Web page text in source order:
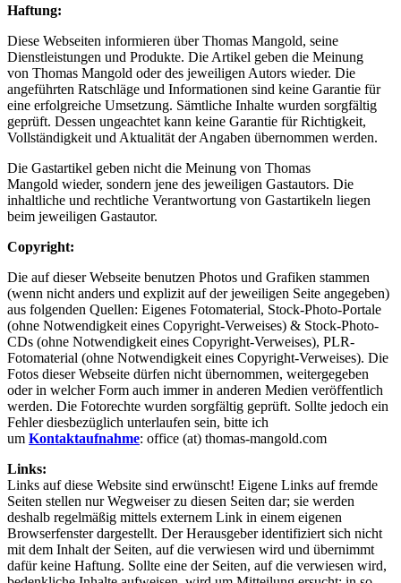
Haftung:
Diese Webseiten informieren über Thomas Mangold, seine
Dienstleistungen und Produkte. Die Artikel geben die Meinung
von Thomas Mangold oder des jeweiligen Autors wieder. Die
angeführten Ratschläge und Informationen sind keine Garantie für
eine erfolgreiche Umsetzung. Sämtliche Inhalte wurden sorgfältig
geprüft. Dessen ungeachtet kann keine Garantie für Richtigkeit,
Vollständigkeit und Aktualität der Angaben übernommen werden.
Die Gastartikel geben nicht die Meinung von Thomas
Mangold wieder, sondern jene des jeweiligen Gastautors. Die
inhaltliche und rechtliche Verantwortung von Gastartikeln liegen
beim jeweiligen Gastautor.
Copyright:
Die auf dieser Webseite benutzen Photos und Grafiken stammen
(wenn nicht anders und explizit auf der jeweiligen Seite angegeben)
aus folgenden Quellen: Eigenes Fotomaterial, Stock-Photo-Portale
(ohne Notwendigkeit eines Copyright-Verweises) & Stock-Photo-
CDs (ohne Notwendigkeit eines Copyright-Verweises), PLR-
Fotomaterial (ohne Notwendigkeit eines Copyright-Verweises). Die
Fotos dieser Webseite dürfen nicht übernommen, weitergegeben
oder in welcher Form auch immer in anderen Medien veröffentlich
werden. Die Fotorechte wurden sorgfältig geprüft. Sollte jedoch ein
Fehler diesbezüglich unterlaufen sein, bitte ich
um Kontaktaufnahme: office (at) thomas-mangold.com
Links:
Links auf diese Website sind erwünscht! Eigene Links auf fremde
Seiten stellen nur Wegweiser zu diesen Seiten dar; sie werden
deshalb regelmäßig mittels externem Link in einem eigenen
Browserfenster dargestellt. Der Herausgeber identifiziert sich nicht
mit dem Inhalt der Seiten, auf die verwiesen wird und übernimmt
dafür keine Haftung. Sollte eine der Seiten, auf die verwiesen wird,